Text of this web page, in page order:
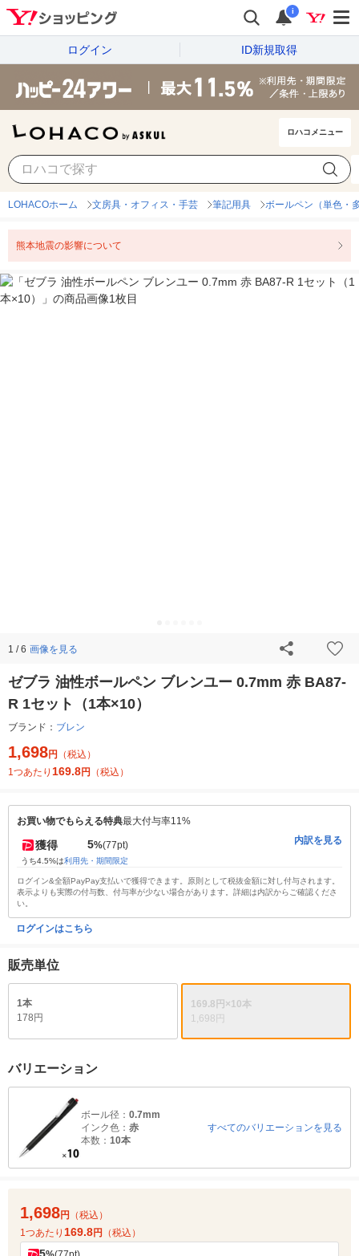
i
ログイン ID新規取得
ロハコメニュー
LOHACOホーム 文房具・オフィス・手芸 筆記用具 ボールペン（単色・
熊本地震の影響について
1 / 6 画像を見る
ゼブラ 油性ボールペン ブレンユー 0.7mm 赤 BA87-
R 1セット（1本×10）
ブランド： ブレン
1,698円
（税込）
1つあたり 169.8円 （税込）
お買い物でもらえる特典最大付与率11%
獲得 5%(77pt)
うち4.5%は利用先・期間限定
内訳を見る
ログイン&全額PayPay支払いで獲得できます。原則として税抜金額に対し付与されます。
表示よりも実際の付与数、付与率が少ない場合があります。詳細は内訳からご確認くださ
い。
ログインはこちら
販売単位
1本
178円
169.8円×10本
1,698円
バリエーション
ボール径： 0.7mm
インク色： 赤
本数： 10本
すべてのバリエーションを見る
1,698円
（税込）
1つあたり 169.8円 （税込）